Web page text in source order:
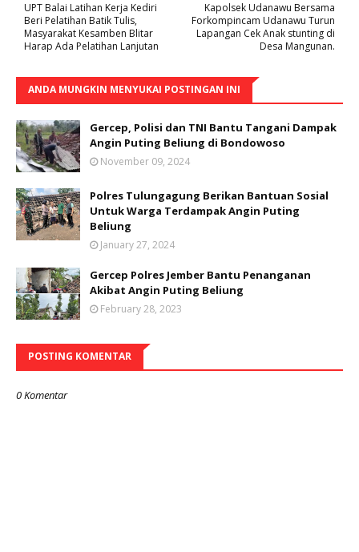
Kapolsek Udanawu Bersama
Forkompincam Udanawu Turun
Lapangan Cek Anak stunting di
Desa Mangunan.
UPT Balai Latihan Kerja Kediri
Beri Pelatihan Batik Tulis,
Masyarakat Kesamben Blitar
Harap Ada Pelatihan Lanjutan
ANDA MUNGKIN MENYUKAI POSTINGAN INI
Gercep, Polisi dan TNI Bantu Tangani Dampak
Angin Puting Beliung di Bondowoso
November 09, 2024
Polres Tulungagung Berikan Bantuan Sosial
Untuk Warga Terdampak Angin Puting
Beliung
January 27, 2024
Gercep Polres Jember Bantu Penanganan
Akibat Angin Puting Beliung
February 28, 2023
POSTING KOMENTAR
0 Komentar